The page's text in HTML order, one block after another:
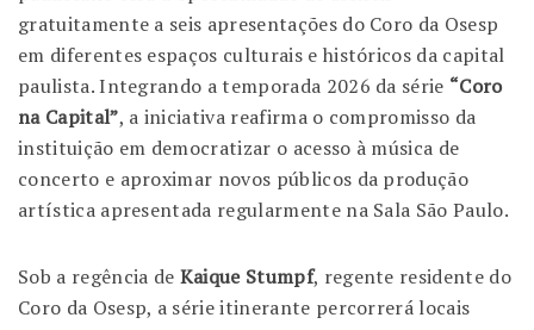
gratuitamente a seis apresentações do Coro da Osesp
em diferentes espaços culturais e históricos da capital
paulista. Integrando a temporada 2026 da série “Coro
na Capital”, a iniciativa reafirma o compromisso da
instituição em democratizar o acesso à música de
concerto e aproximar novos públicos da produção
artística apresentada regularmente na Sala São Paulo.
Sob a regência de Kaique Stumpf, regente residente do
Coro da Osesp, a série itinerante percorrerá locais